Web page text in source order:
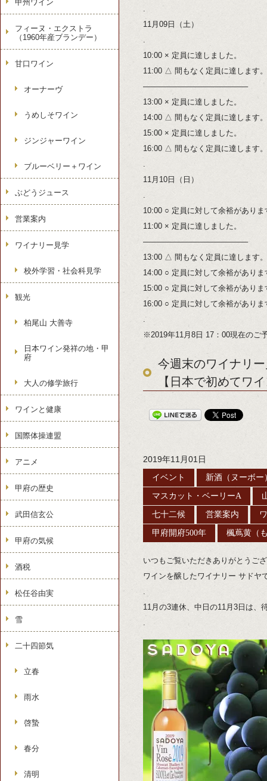
.
11月09日（土）
.
10:00 × 定員に達しました。
11:00 △ 間もなく定員に達します。
—————————————–
13:00 × 定員に達しました。
14:00 △ 間もなく定員に達します。
15:00 × 定員に達しました。
16:00 △ 間もなく定員に達します。
.
11月10日（日）
.
10:00 ○ 定員に対して余裕がありま
11:00 × 定員に達しました。
—————————————–
13:00 △ 間もなく定員に達します。
14:00 ○ 定員に対して余裕がありま
15:00 ○ 定員に対して余裕がありま
16:00 ○ 定員に対して余裕がありま
.
※2019年11月8日 17：00現在のご
今週末のワイナリ
【日本で初めてワ
2019年11月01日
イベント 新酒（ヌーボー
マスカット・ベーリーA
七十二候 営業案内
甲府開府500年 楓蔦黄（
いつもご覧いただきありがとうご
ワインを醸したワイナリー サドヤ
.
11月の3連休、中日の11月3日は、
.
甲州ワイン
フィーヌ・エクストラ
（1960年産ブランデー）
甘口ワイン
オーナーヴ
うめしそワイン
ジンジャーワイン
ブルーベリー＋ワイン
ぶどうジュース
営業案内
ワイナリー見学
校外学習・社会科見学
観光
柏尾山 大善寺
日本ワイン発祥の地・甲
府
大人の修学旅行
ワインと健康
国際体操連盟
アニメ
甲府の歴史
武田信玄公
甲府の気候
酒税
松任谷由実
雪
二十四節気
立春
雨水
啓蟄
春分
清明